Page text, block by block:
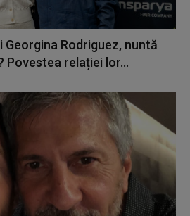
Georgina Rodriguez, nuntă
Povestea relației lor...